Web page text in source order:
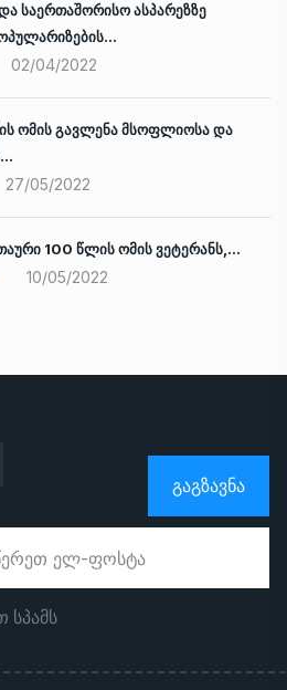
საერთაშორისო ასპარეზზე
02/04/2022
ომის გავლენა მსოფლიოსა და
27/05/2022
100 წლის ომის ვეტერანს,…
10/05/2022
ᲒᲐᲒᲖᲐᲕᲜᲐ
სპამს